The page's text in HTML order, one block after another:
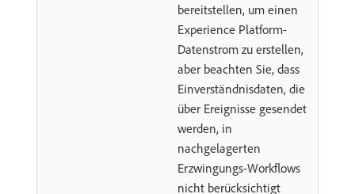
bereitstellen, um einen
Experience Platform-
Datenstrom zu erstellen,
aber beachten Sie, dass
Einverständnisdaten, die
über Ereignisse gesendet
werden, in
nachgelagerten
Erzwingungs-Workflows
nicht berücksichtigt